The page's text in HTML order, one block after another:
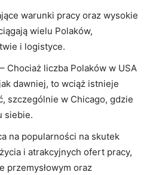
warunki pracy oraz wysokie
wielu Polaków,
i logistyce.
– Chociaż liczba Polaków w USA
dawniej, to wciąż istnieje
szczególnie w Chicago, gdzie
siebie.
na popularności na skutek
i atrakcyjnych ofert pracy,
przemysłowym oraz